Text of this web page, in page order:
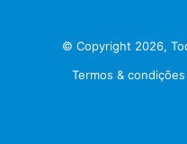
© Copyright 2026,
Termos & condições